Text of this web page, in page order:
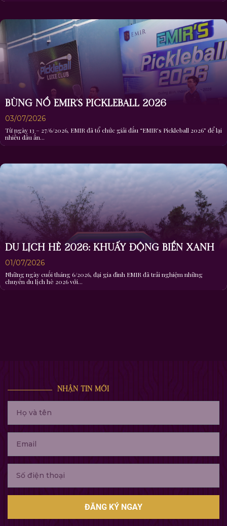
01/07/2026
Những ngày cuối tháng 6/2026, đại gia đình EMIR đã trải nghiệm những
NHẬN TIN MỚI
Lĩnh vực định hướng trọng tâm bao gồm:
Thẩm định các tổ chức huy động đầu tư, thiết
kế các sản phẩm đầu tư sáng tạo, tư vấn tài